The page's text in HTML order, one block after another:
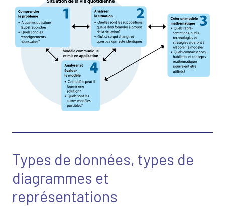
Le schéma est formé de 4 cases dont
Types de données, ​types de
diagrammes et
représentations